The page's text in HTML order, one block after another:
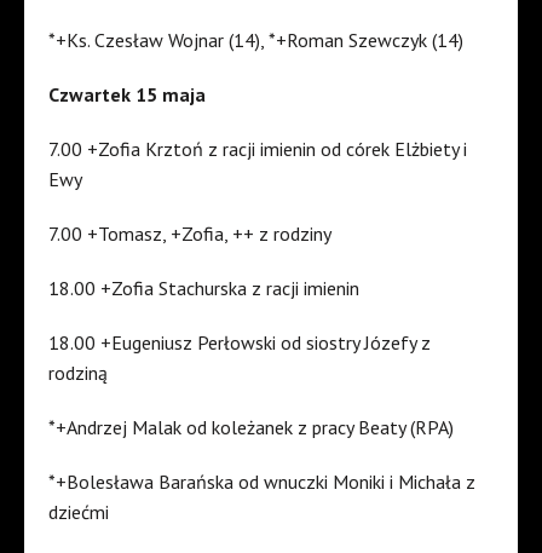
*+Ks. Czesław Wojnar (14), *+Roman Szewczyk (14)
Czwartek 15 maja
7.00 +Zofia Krztoń z racji imienin od córek Elżbiety i
Ewy
7.00 +Tomasz, +Zofia, ++ z rodziny
18.00 +Zofia Stachurska z racji imienin
18.00 +Eugeniusz Perłowski od siostry Józefy z
rodziną
*+Andrzej Malak od koleżanek z pracy Beaty (RPA)
*+Bolesława Barańska od wnuczki Moniki i Michała z
dziećmi